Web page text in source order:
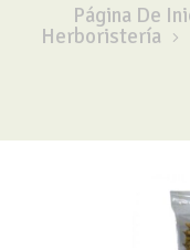
Página De
Herboristería